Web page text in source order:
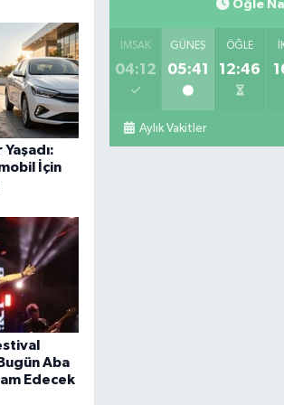
Yaşadı:
İçin
Aba
Edecek
Camiikebir Mahallesi Taşkızak
Tersane İstanbul içerisi ama
Fetih Mahallesi Hicazkar
Öğle
İMSAK
04:12
GÜNEŞ
05:41
ÖĞLE
12:46
Aylık Vakitler